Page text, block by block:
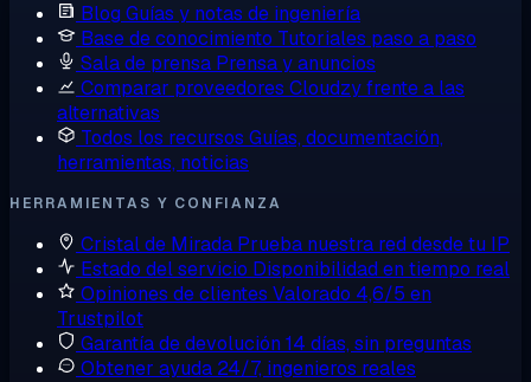
Blog Guías y notas de ingeniería
Base de conocimiento Tutoriales paso a paso
Sala de prensa Prensa y anuncios
Comparar proveedores Cloudzy frente a las
alternativas
Todos los recursos Guías, documentación,
herramientas, noticias
HERRAMIENTAS Y CONFIANZA
Cristal de Mirada Prueba nuestra red desde tu IP
Estado del servicio Disponibilidad en tiempo real
Opiniones de clientes Valorado 4,6/5 en
Trustpilot
Garantía de devolución 14 días, sin preguntas
Obtener ayuda 24/7, ingenieros reales